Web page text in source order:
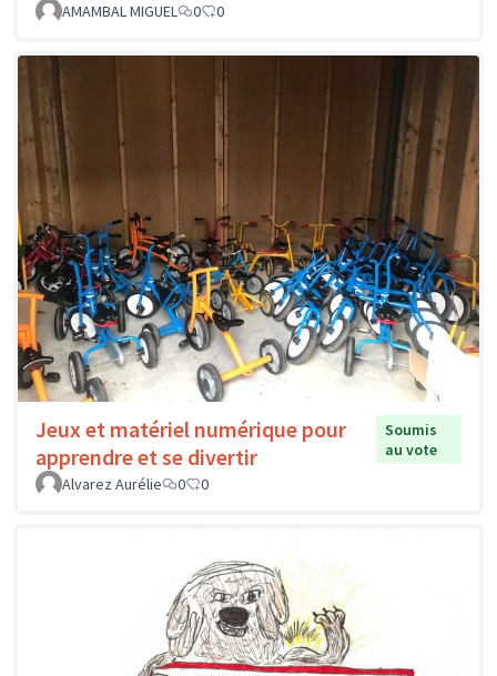
AMAMBAL MIGUEL
0 0
Jeux et matériel numérique pour
apprendre et se divertir
Soumis
au vote
Alvarez Aurélie
0 0